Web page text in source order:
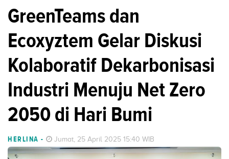
GreenTeams dan
Ecoxyztem Gelar Diskusi
Kolaboratif Dekarbonisasi
Industri Menuju Net Zero
2050 di Hari Bumi
HERLINA - Jumat, 25 April 2025 15:40 WIB